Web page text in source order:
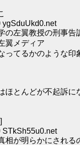
ygSduUkd0.net
の左翼教授の刑事告
翼メディア
ってるかのような印
ほとんどが不起訴に
STkSh55u0.net
相が明らかにされる